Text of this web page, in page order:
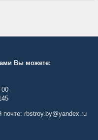
Вы можете:
00
почте: rbstroy.by@yandex.ru